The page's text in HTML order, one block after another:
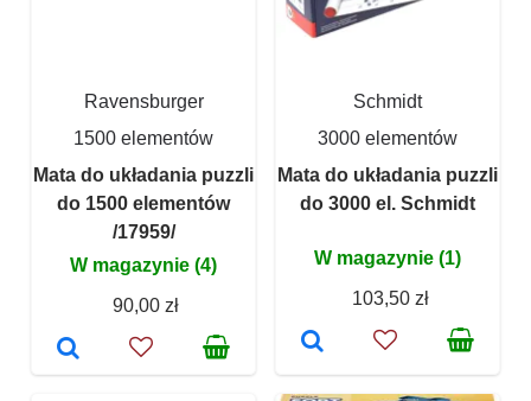
Ravensburger
1500 elementów
Mata do układania puzzli
do 1500 elementów
/17959/
W magazynie (4)
90,00 zł
Schmidt
3000 elementów
Mata do układania puzzli
do 3000 el. Schmidt
W magazynie (1)
103,50 zł